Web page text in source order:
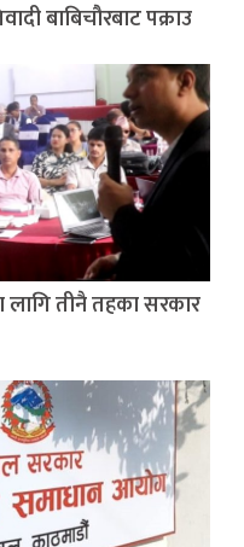
बाबिचौरबाट पक्राउ
तीनै तहका सरकार